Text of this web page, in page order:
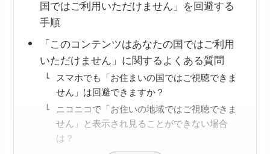
国ではご利用いただけません」を回避する
手順
「このコンテンツはあなたの国ではご利用
いただけません」に関するよくある質問
スマホでも「お住まいの国ではご視聴できま
せん」は回避できますか？
ニコニコで「お住いの地域ではご視聴できま
せん」と表示され見ることができない場合
は？